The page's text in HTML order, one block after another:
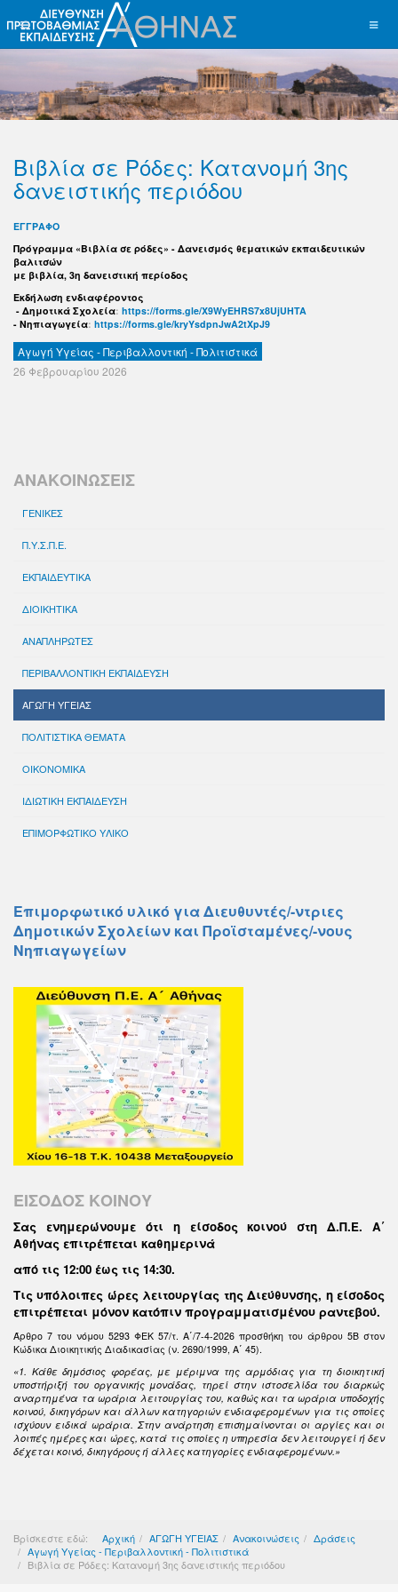
Βιβλία σε Ρόδες: Κατανομή 3ης
δανειστικής περιόδου
ΕΓΓΡΑΦΟ
Πρόγραμμα «Βιβλία σε ρόδες» - Δανεισμός θεματικών εκπαιδευτικών
βαλιτσών
με βιβλία, 3η δανειστική περίοδος
Εκδήλωση ενδιαφέροντος
- Δημοτικά Σχολεία: https://forms.gle/X9WyEHRS7x8UjUHTA
- Νηπιαγωγεία: https://forms.gle/kryYsdpnJwA2tXpJ9
Αγωγή Υγείας - Περιβαλλοντική - Πολιτιστικά
26 Φεβρουαρίου 2026
ΑΝΑΚΟΙΝΩΣΕΙΣ
ΓΕΝΙΚΕΣ
Π.Υ.Σ.Π.Ε.
ΕΚΠΑΙΔΕΥΤΙΚΑ
ΔΙΟΙΚΗΤΙΚΑ
ΑΝΑΠΛΗΡΩΤΕΣ
ΠΕΡΙΒΑΛΛΟΝΤΙΚΗ ΕΚΠΑΙΔΕΥΣΗ
ΑΓΩΓΗ ΥΓΕΙΑΣ
ΠΟΛΙΤΙΣΤΙΚΑ ΘΕΜΑΤΑ
ΟΙΚΟΝΟΜΙΚΑ
ΙΔΙΩΤΙΚΗ ΕΚΠΑΙΔΕΥΣΗ
ΕΠΙΜΟΡΦΩΤΙΚΟ ΥΛΙΚΟ
Επιμορφωτικό υλικό για Διευθυντές/-ντριες
Δημοτικών Σχολείων και Προϊσταμένες/-νους
Νηπιαγωγείων
ΕΙΣΟΔΟΣ ΚΟΙΝΟΥ
Σας ενημερώνουμε ότι η είσοδος κοινού στη Δ.Π.Ε. Α΄
Αθήνας επιτρέπεται καθημερινά
από τις 12:00 έως τις 14:30.
Τις υπόλοιπες ώρες λειτουργίας της Διεύθυνσης, η είσοδος
επιτρέπεται μόνον κατόπιν προγραμματισμένου ραντεβού.
Άρθρο 7 του νόμου 5293 ΦΕΚ 57/τ. Α΄/7-4-2026 προσθήκη του άρθρου 5Β στον
Κώδικα Διοικητικής Διαδικασίας (ν. 2690/1999, Α΄ 45).
«1. Κάθε δημόσιος φορέας, με μέριμνα της αρμόδιας για τη διοικητική
υποστήριξή του οργανικής μονάδας, τηρεί στην ιστοσελίδα του διαρκώς
αναρτημένα τα ωράρια λειτουργίας του, καθώς και τα ωράρια υποδοχής
κοινού, δικηγόρων και άλλων κατηγοριών ενδιαφερομένων για τις οποίες
ισχύουν ειδικά ωράρια. Στην ανάρτηση επισημαίνονται οι αργίες και οι
λοιπές ημέρες και ώρες, κατά τις οποίες η υπηρεσία δεν λειτουργεί ή δεν
δέχεται κοινό, δικηγόρους ή άλλες κατηγορίες ενδιαφερομένων.»
Βρίσκεστε εδώ: Αρχική ΑΓΩΓΗ ΥΓΕΙΑΣ Ανακοινώσεις
Δράσεις
Αγωγή Υγείας - Περιβαλλοντική - Πολιτιστικά
Βιβλία σε Ρόδες: Κατανομή 3ης δανειστικής περιόδου